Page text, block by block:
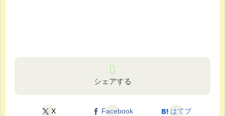
シェアする
X Facebook はてブ